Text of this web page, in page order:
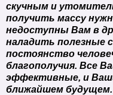
скучным и
получить массу
недоступны Вам в
наладить полезные
постоянство
благополучия. Все
эффективные, и
ближайшем будущем.